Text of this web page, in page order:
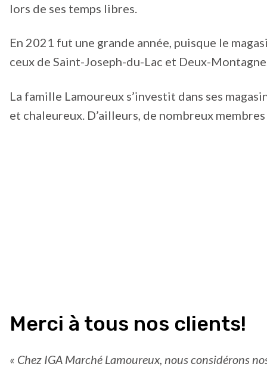
lors de ses temps libres.
En 2021 fut une grande année, puisque le
ceux de Saint-Joseph-du-Lac et Deux-
La famille Lamoureux s’investit dans ses
et chaleureux. D’ailleurs, de nombreux
Merci à tous nos clients!
« Chez IGA Marché Lamoureux, nous considérons